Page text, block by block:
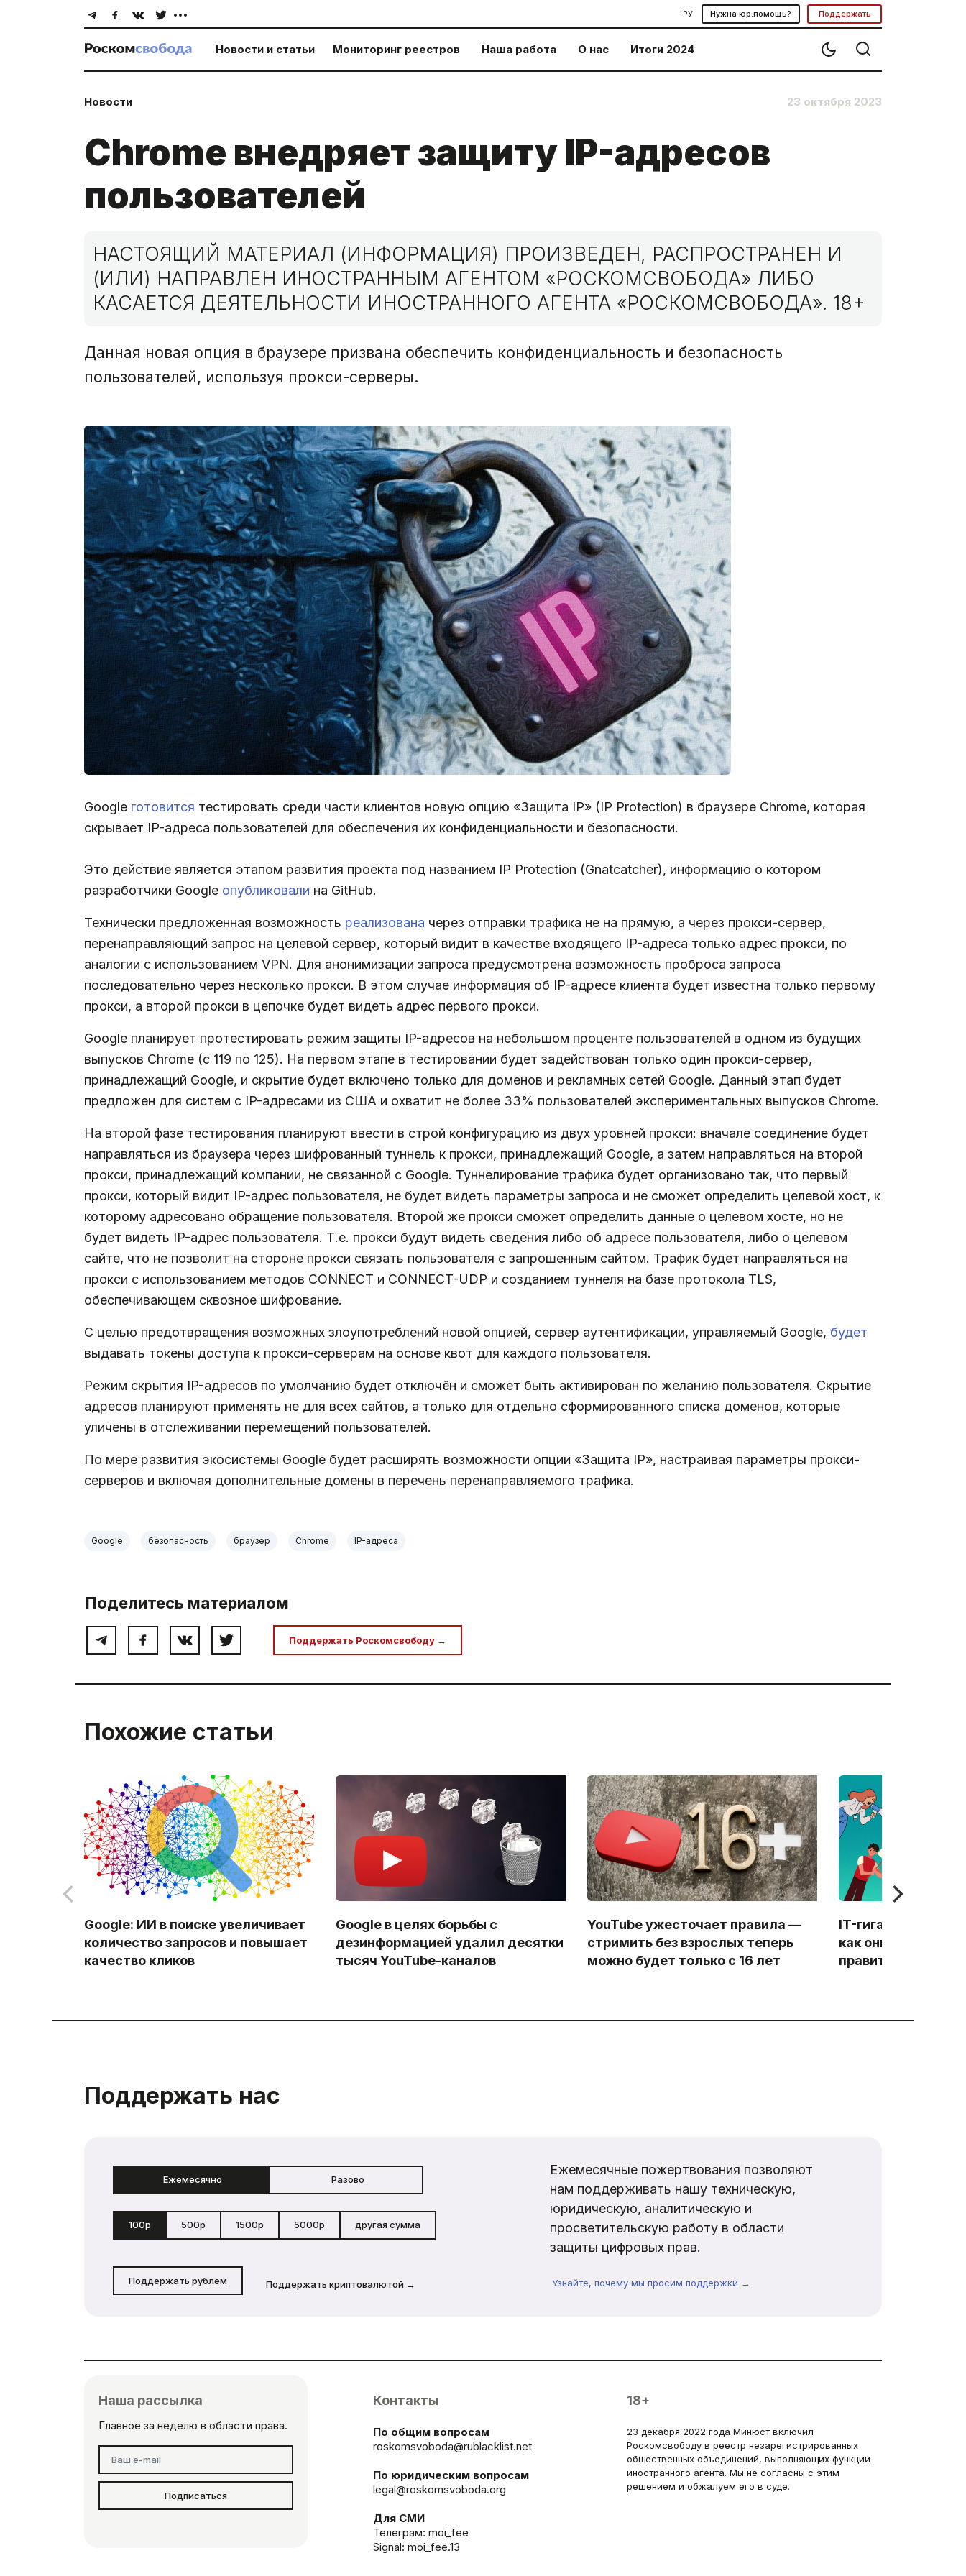
РУ Нужна юр.помощь? Поддержать
Новости и статьи Мониторинг реестров Наша работа О нас Итоги 2024
Новости 23 октября 2023
Chrome внедряет защиту IP-адресов
пользователей
НАСТОЯЩИЙ МАТЕРИАЛ (ИНФОРМАЦИЯ) ПРОИЗВЕДЕН, РАСПРОСТРАНЕН И
(ИЛИ) НАПРАВЛЕН ИНОСТРАННЫМ АГЕНТОМ «РОСКОМСВОБОДА» ЛИБО
КАСАЕТСЯ ДЕЯТЕЛЬНОСТИ ИНОСТРАННОГО АГЕНТА «РОСКОМСВОБОДА». 18+
Данная новая опция в браузере призвана обеспечить конфиденциальность и безопасность
пользователей, используя прокси-серверы.
Google готовится тестировать среди части клиентов новую опцию «Защита IP» (IP Protection) в браузере Chrome, которая
скрывает IP-адреса пользователей для обеспечения их конфиденциальности и безопасности.
Это действие является этапом развития проекта под названием IP Protection (Gnatcatcher), информацию о котором
разработчики Google опубликовали на GitHub.
Технически предложенная возможность реализована через отправки трафика не на прямую, а через прокси-сервер,
перенаправляющий запрос на целевой сервер, который видит в качестве входящего IP-адреса только адрес прокси, по
аналогии с использованием VPN. Для анонимизации запроса предусмотрена возможность проброса запроса
последовательно через несколько прокси. В этом случае информация об IP-адресе клиента будет известна только первому
прокси, а второй прокси в цепочке будет видеть адрес первого прокси.
Google планирует протестировать режим защиты IP-адресов на небольшом проценте пользователей в одном из будущих
выпусков Chrome (c 119 по 125). На первом этапе в тестировании будет задействован только один прокси-сервер,
принадлежащий Google, и скрытие будет включено только для доменов и рекламных сетей Google. Данный этап будет
предложен для систем с IP-адресами из США и охватит не более 33% пользователей экспериментальных выпусков Chrome.
На второй фазе тестирования планируют ввести в строй конфигурацию из двух уровней прокси: вначале соединение будет
направляться из браузера через шифрованный туннель к прокси, принадлежащий Google, а затем направляться на второй
прокси, принадлежащий компании, не связанной с Google. Туннелирование трафика будет организовано так, что первый
прокси, который видит IP-адрес пользователя, не будет видеть параметры запроса и не сможет определить целевой хост, к
которому адресовано обращение пользователя. Второй же прокси сможет определить данные о целевом хосте, но не
будет видеть IP-адрес пользователя. Т.е. прокси будут видеть сведения либо об адресе пользователя, либо о целевом
сайте, что не позволит на стороне прокси связать пользователя с запрошенным сайтом. Трафик будет направляться на
прокси с использованием методов CONNECT и CONNECT-UDP и созданием туннеля на базе протокола TLS,
обеспечивающем сквозное шифрование.
С целью предотвращения возможных злоупотреблений новой опцией, сервер аутентификации, управляемый Google, будет
выдавать токены доступа к прокси-серверам на основе квот для каждого пользователя.
Режим скрытия IP-адресов по умолчанию будет отключён и сможет быть активирован по желанию пользователя. Скрытие
адресов планируют применять не для всех сайтов, а только для отдельно сформированного списка доменов, которые
уличены в отслеживании перемещений пользователей.
По мере развития экосистемы Google будет расширять возможности опции «Защита IP», настраивая параметры прокси-
серверов и включая дополнительные домены в перечень перенаправляемого трафика.
Google безопасность браузер Chrome IP-адреса
Поделитесь материалом
Поддержать Роскомсвободу →
Похожие статьи
Google: ИИ в поиске увеличивает
количество запросов и повышает
качество кликов
Google в целях борьбы с
дезинформацией удалил десятки
тысяч YouTube-каналов
YouTube ужесточает правила —
стримить без взрослых теперь
можно будет только с 16 лет
IT-гигантов
как они
правительств по
Поддержать нас
Ежемесячно Разово
100р 500р 1500р 5000р другая сумма
Поддержать рублём Поддержать криптовалютой →
Ежемесячные пожертвования позволяют
нам поддерживать нашу техническую,
юридическую, аналитическую и
просветительскую работу в области
защиты цифровых прав.
Узнайте, почему мы просим поддержки →
Наша рассылка
Главное за неделю в области права.
Подписаться
Контакты
По общим вопросам
roskomsvoboda@rublacklist.net
По юридическим вопросам
legal@roskomsvoboda.org
Для СМИ
Телеграм: moi_fee
Signal: moi_fee.13
18+
23 декабря 2022 года Минюст включил
Роскомсвободу в реестр незарегистрированных
общественных объединений, выполняющих функции
иностранного агента. Мы не согласны с этим
решением и обжалуем его в суде.